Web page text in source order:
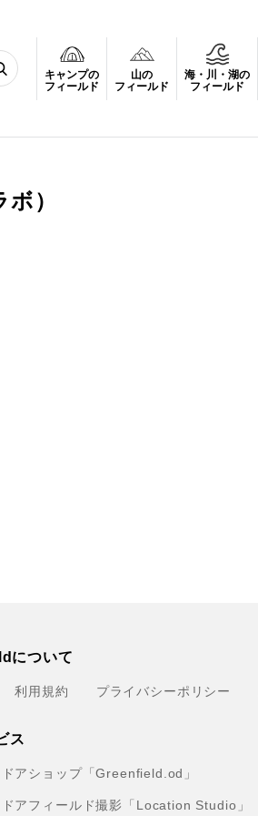
キャンプの
フィールド
山の
フィールド
海・川・湖の
フィールド
）
について
利用規約 プライバシーポリシー
ス
アショップ「Greenfield.od」
アフィールド撮影「Location Studio」